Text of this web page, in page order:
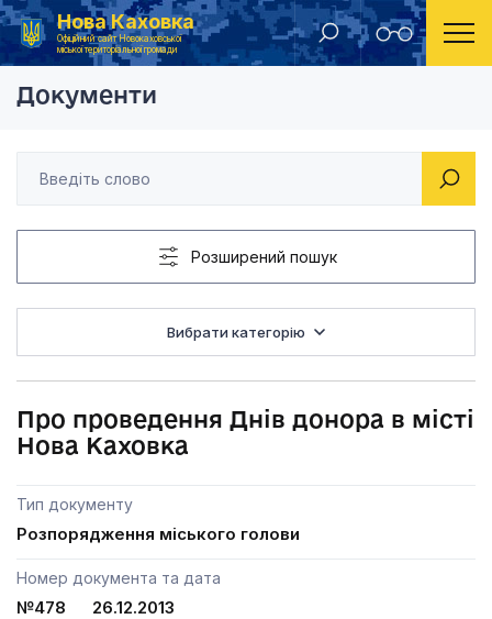
Нова Каховка
Офіційний сайт Новокаховської
міської територіальної громади
Головна Розпорядження Новокаховського міського голови 2013 рік Про проведення
Документи
Розширений пошук
Вибрати категорію
Про проведення Днів донора в місті
Нова Каховка
Тип документу
Розпорядження міського голови
Номер документа та дата
№478 26.12.2013